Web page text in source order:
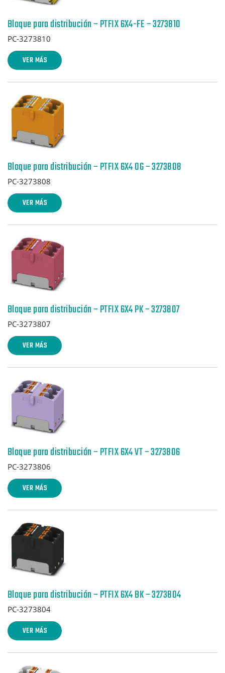
Bloque para distribución – PTFIX 6X4-FE – 3273810
PC-3273810
VER MÁS
Bloque para distribución – PTFIX 6X4 OG – 3273808
PC-3273808
VER MÁS
Bloque para distribución – PTFIX 6X4 PK – 3273807
PC-3273807
VER MÁS
Bloque para distribución – PTFIX 6X4 VT – 3273806
PC-3273806
VER MÁS
Bloque para distribución – PTFIX 6X4 BK – 3273804
PC-3273804
VER MÁS